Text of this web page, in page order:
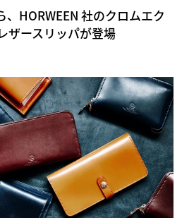
、HORWEEN 社のクロムエク
ザースリッパが登場